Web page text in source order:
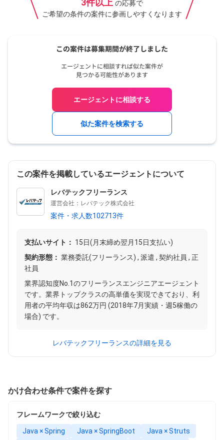
3件以上 の応募で
ご希望の条件の案件に参画しやすくなります
エージェントに相談する
似た案件を検索する
この案件を掲載しているエージェントについて
レバテックフリーランス
運営会社：レバテック株式会社
案件・求人数102713件
支払いサイト： 15日(月末締め翌月15日支払い)
契約形態： 業務委託(フリーランス) , 派遣 , 契約社員 , 正
社員
業界認知度No.1のフリーランスエンジニアエージェント
です。業界トップクラスの高単価を実現できており、利
用者の平均年収は862万円 (2018年7月実績・週5稼働の
場合) です。
レバテックフリーランスの詳細を見る
かけ合わせ条件で案件を探す
フレームワークで絞り込む
Java × Spring Java × SpringBoot
Java × Struts